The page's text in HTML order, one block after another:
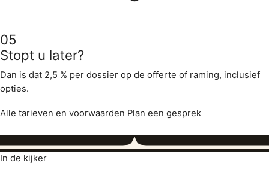
05
Stopt u later?
Dan is dat 2,5 % per dossier op de offerte of raming, inclusief
opties.
Alle tarieven en voorwaarden Plan een gesprek
In de kijker